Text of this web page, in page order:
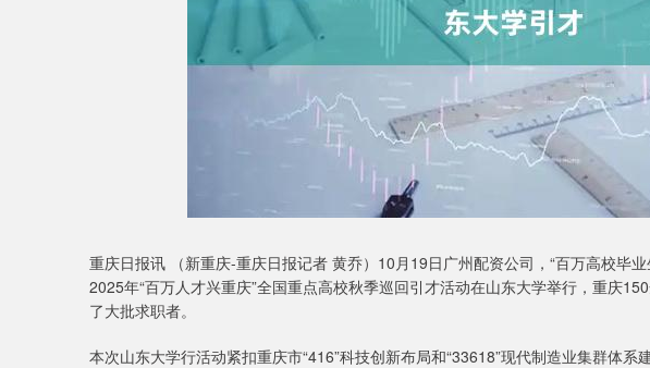
重庆日报讯 （新重庆-重庆日报记者 黄乔）10月19日广州配资公司，“百万高校毕
2025年“百万人才兴重庆”全国重点高校秋季巡回引才活动在山东大学举行，重庆
了大批求职者。
本次山东大学行活动紧扣重庆市“416”科技创新布局和“33618”现代制造业集群体系